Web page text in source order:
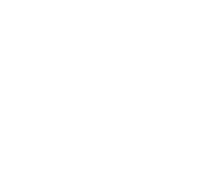
에서 의학 실험을 할
.
로테크 이성문 대표는
체 관리를 강제하는 법
못했을 때 벌금까지 내
한 방법을 개발해 벌